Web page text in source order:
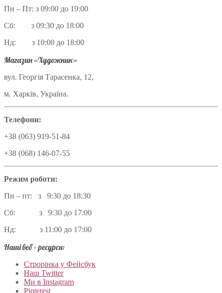
Пн – Пт: з 09:00 до 19:00
Сб: з 09:30 до 18:00
Нд: з 10:00 до 18:00
Магазин «Художник»
вул. Георгія Тарасенка, 12,
м. Харків, Україна.
Телефони:
+38 (063) 919-51-84
+38 (068) 146-07-55
Режим роботи:
Пн – пт: з 9:30 до 18:30
Сб: з 9:30 до 17:00
Нд: з 11:00 до 17:00
Наші веб – ресурси:
Строрінка у Фейсбук
Наш Twitter
Ми в Instagram
Pinterest